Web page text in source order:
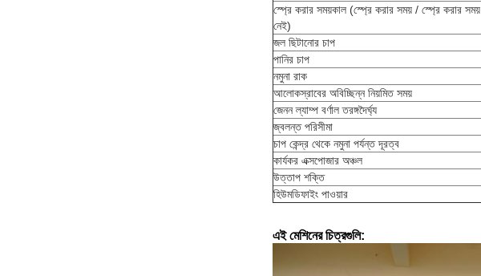
স্প্রে করার সময়কাল (স্প্রে করার সময় / স্প্রে করার সময়
নেই)
জল ছিটানোর চাপ
পানির চাপ
নমুনা রাক
আলোকস্রাবের অবিচ্ছিন্ন নিয়মিত সময়
জেনন ল্যাম্প বর্ণাল তরঙ্গদৈর্ঘ্য
জ্বলন্ত পরিসীমা
চাপ কেন্দ্র থেকে নমুনা পর্যন্ত দূরত্ব
কার্যকর এক্সপোজার অঞ্চল
উত্তাপ শক্তি
হিউমডিফাইং পাওয়ার
এই মেশিনের চিত্রগুলি: